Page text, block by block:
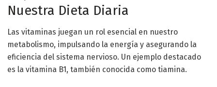
Nuestra Dieta Diaria
Las vitaminas juegan un rol esencial en nuestro
metabolismo, impulsando la energía y asegurando la
eficiencia del sistema nervioso. Un ejemplo destacado
es la vitamina B1, también conocida como tiamina.